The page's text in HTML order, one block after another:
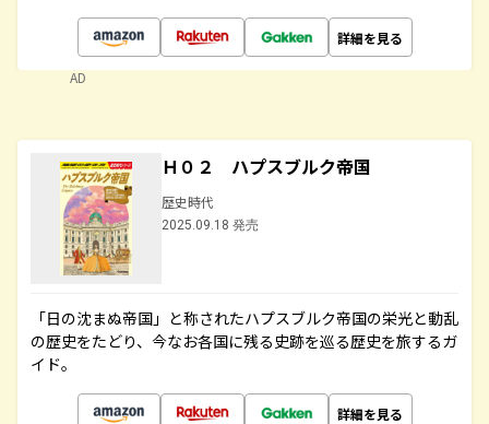
詳細を見る
AD
Ｈ０２ ハプスブルク帝国
歴史時代
2025.09.18 発売
「日の沈まぬ帝国」と称されたハプスブルク帝国の栄光と動乱
の歴史をたどり、今なお各国に残る史跡を巡る歴史を旅するガ
イド。
詳細を見る